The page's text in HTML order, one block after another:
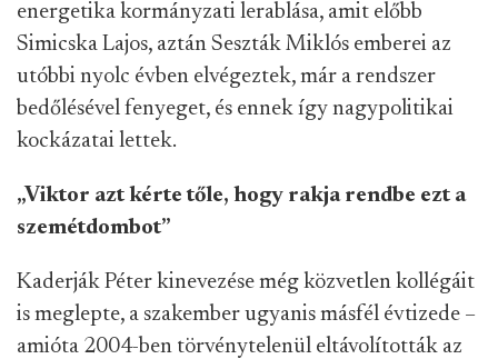
energetika kormányzati lerablása, amit előbb
Simicska Lajos, aztán Seszták Miklós emberei az
utóbbi nyolc évben elvégeztek, már a rendszer
bedőlésével fenyeget, és ennek így nagypolitikai
kockázatai lettek.
„Viktor azt kérte tőle, hogy rakja rendbe ezt a
szemétdombot”
Kaderják Péter kinevezése még közvetlen kollégáit
is meglepte, a szakember ugyanis másfél évtizede –
amióta 2004-ben törvénytelenül eltávolították az